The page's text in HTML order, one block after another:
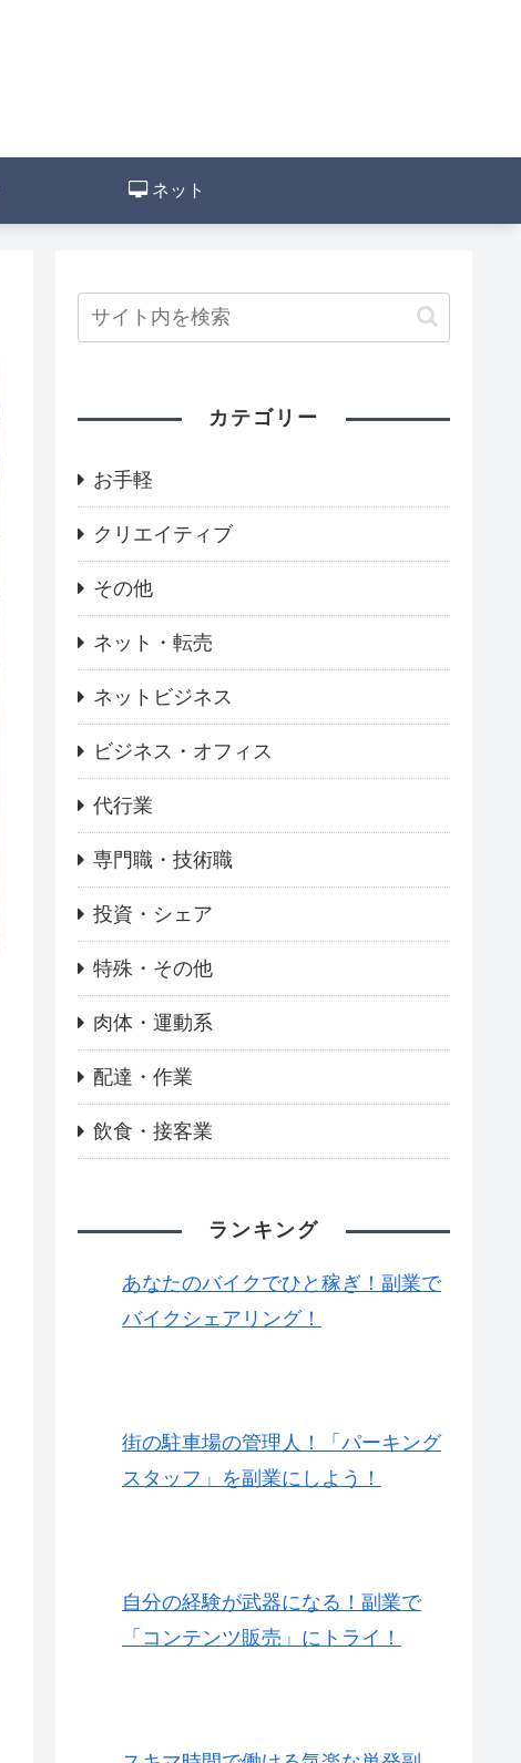
ネット
カテゴリー
お手軽
クリエイティブ
その他
ネット・転売
ネットビジネス
ビジネス・オフィス
代行業
専門職・技術職
投資・シェア
特殊・その他
肉体・運動系
配達・作業
飲食・接客業
ランキング
あなたのバイクでひと稼ぎ！副業で
バイクシェアリング！
街の駐車場の管理人！「パーキング
スタッフ」を副業にしよう！
自分の経験が武器になる！副業で
「コンテンツ販売」にトライ！